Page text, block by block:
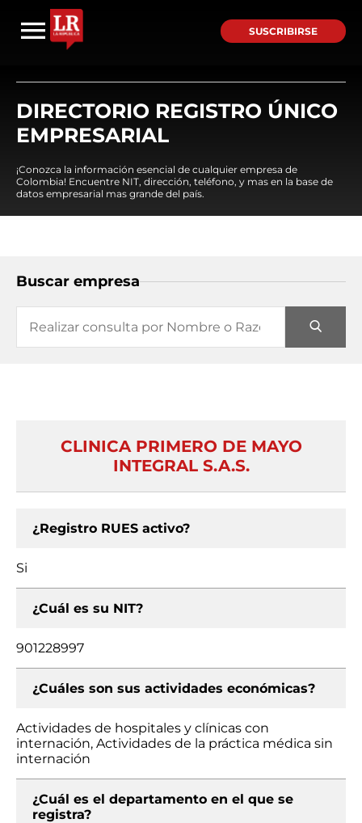
SUSCRIBIRSE
DIRECTORIO REGISTRO ÚNICO
EMPRESARIAL
¡Conozca la información esencial de cualquier empresa de
Colombia! Encuentre NIT, dirección, teléfono, y mas en la base de
datos empresarial mas grande del país.
Buscar empresa
CLINICA PRIMERO DE MAYO
INTEGRAL S.A.S.
¿Registro RUES activo?
Si
¿Cuál es su NIT?
901228997
¿Cuáles son sus actividades económicas?
Actividades de hospitales y clínicas con
internación, Actividades de la práctica médica sin
internación
¿Cuál es el departamento en el que se
registra?